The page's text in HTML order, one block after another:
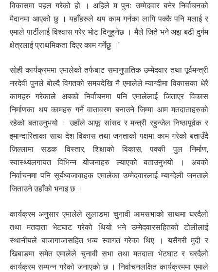
विकासमा पहल गरेको हो । अहिले म पुनः उम्मेदवार बनेर निर्वाचनको
मैदानमा आएको छु । यहाँहरुले थप काम गर्नका लागि पक्कै पनि मलाई र
एमाले पार्टीलाई विश्वास गरेर भोट दिनुहुनेछ । मैले जिते भने अझ बढी दुर्गम
क्षेत्रलाई प्राथमिकता दिएर काम गर्नेछु ।’
सोही कार्यक्रममा एमालेको तर्फबाट समानुपातिक उम्मेदवार तथा पूर्वमन्त्री
नरदेवी पुनले बोल्दै विगतको समयदेखि नै एमालेले म्याग्दीमा विकासका धेरै
कामहरु गरेकाले अबको निर्वाचनमा पनि एमालेलाई जिताएर विकास
निर्माणका थप कामहरु गर्ने वातावरण बनाउने जिम्मा आम मतदाताहरुको
रहेको बताउनुभयो । उहाँले आफू सांसद र मन्त्री रहुन्जेल निष्ठापूर्वक र
इमान्दारिताका साथ देश विकास तथा जनताको पक्षमा काम गरेको बताउँदै
जिल्लामा सडक विस्तार, शिक्षाको विकास, पक्की पुल निर्माण,
स्वास्थ्यलगायत विभिन्न योजनाहरु ल्याएको बताउनुभयो । अबको
निर्वाचनमा पनि सूर्यध्वजावाहक एमालेका उम्मेदवारलाई म्याग्देली जनताले
जिताउने उहाँको भनाइ छ ।
कार्यक्रम अनुसार एमालेले लुलाङमा चुनावी आमसभाको साथमा घरदैलो
तथा मतदाता भेटघाट गरेको थियो भने उम्मेदवारसहितको टोलीलाई
स्थानीयले बाजागाजासहित भव्य स्वागत गरेका थिए । यसैगरी मुदी र
खिबाङमा समेत एमालेले चुनावी सभा तथा मतदाता भेटघाट र घरदैलो
कार्यक्रम सम्पन्न गरेको जनाएको छ । निर्वाचनलक्षित कार्यक्रममा एमाले